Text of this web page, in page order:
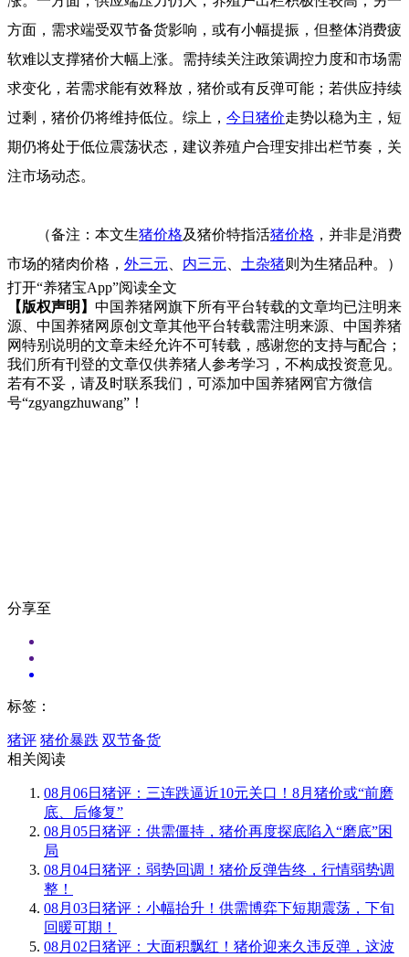
方面，需求端受双节备货影响，或有小幅提振，但整体消费疲
软难以支撑猪价大幅上涨。需持续关注政策调控力度和市场需
求变化，若需求能有效释放，猪价或有反弹可能；若供应持续
过剩，猪价仍将维持低位。综上， 今日猪价走势以稳为主，短
期仍将处于低位震荡状态，建议养殖户合理安排出栏节奏，关
注市场动态。
（备注：本文生猪价格及猪价特指活猪价格 ，并非是消费
市场的猪肉价格， 外三元 内三元 土杂猪则为生猪品种。）
打开“养猪宝App”阅读全文
【版权声明】 中国养猪网旗下所有平台转载的文章均已注明来
源、中国养猪网原创文章其他平台转载需注明来源、中国养猪
网特别说明的文章未经允许不可转载，感谢您的支持与配合；
我们所有刊登的文章仅供养猪人参考学习，不构成投资意见。
若有不妥，请及时联系我们，可添加中国养猪网官方微信
号“zgyangzhuwang”！
分享至
标签：
猪评 猪价暴跌 双节备货
相关阅读
08月06日猪评：三连跌逼近10元关口！8月猪价或“前磨
底、后修复”
08月05日猪评：供需僵持，猪价再度探底陷入“磨底”困
局
08月04日猪评：弱势回调！猪价反弹告终，行情弱势调
整！
08月03日猪评：小幅抬升！供需博弈下短期震荡，下旬
回暖可期！
08月02日猪评：大面积飘红！猪价迎来久违反弹，这波